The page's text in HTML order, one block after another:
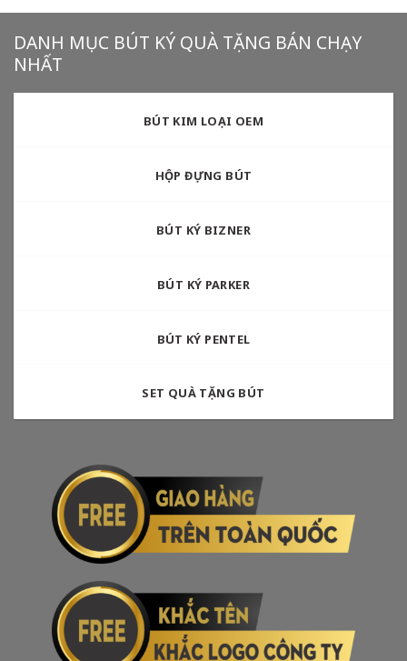
DANH MỤC BÚT KÝ QUÀ TẶNG BÁN CHẠY
NHẤT
BÚT KIM LOẠI OEM
HỘP ĐỰNG BÚT
BÚT KÝ BIZNER
BÚT KÝ PARKER
BÚT KÝ PENTEL
SET QUÀ TẶNG BÚT